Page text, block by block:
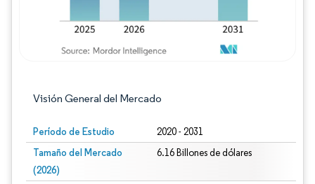
Visión General del Mercado
Período de Estudio 2020 - 2031
Tamaño del Mercado
(2026)
6.16 Billones de dólares